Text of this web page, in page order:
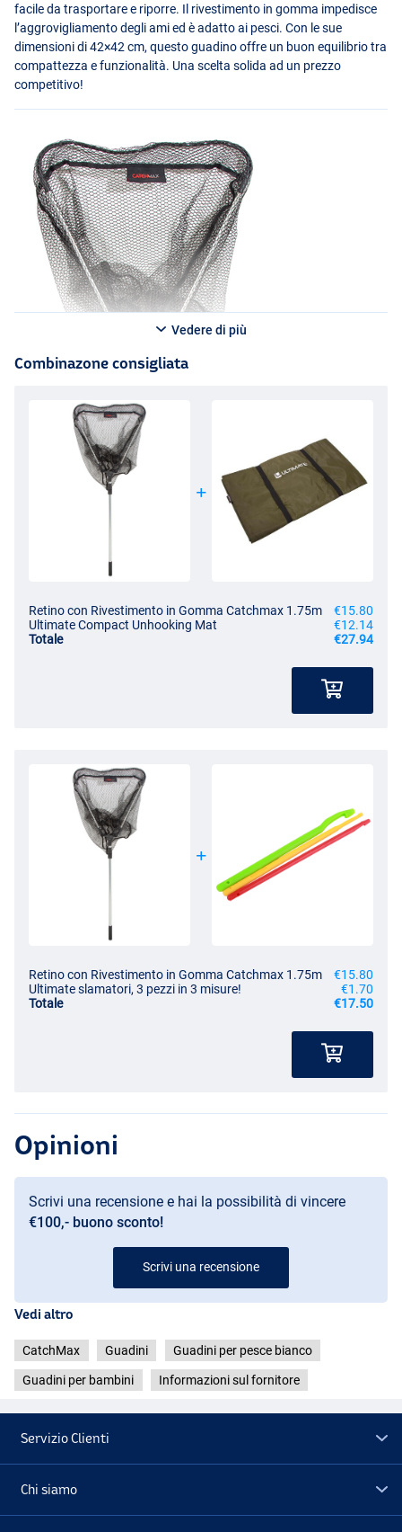
facile da trasportare e riporre. Il rivestimento in gomma impedisce
l’aggrovigliamento degli ami ed è adatto ai pesci. Con le sue
dimensioni di 42×42 cm, questo guadino offre un buon equilibrio tra
compattezza e funzionalità. Una scelta solida ad un prezzo
competitivo!
Vedere di più
Combinazone consigliata
Retino con Rivestimento in Gomma Catchmax 1.75m
€15.80
Ultimate Compact Unhooking Mat
€12.14
Totale
€27.94
Retino con Rivestimento in Gomma Catchmax 1.75m
€15.80
Ultimate slamatori, 3 pezzi in 3 misure!
€1.70
Totale
€17.50
Opinioni
Scrivi una recensione e hai la possibilità di vincere
€100,- buono sconto!
Scrivi una recensione
Vedi altro
CatchMax Guadini Guadini per pesce bianco
Guadini per bambini Informazioni sul fornitore
Servizio Clienti
Chi siamo